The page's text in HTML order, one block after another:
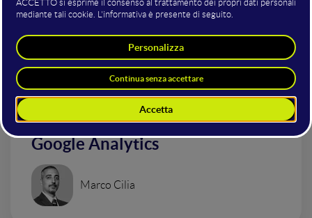
Altri interventi nella sala Web
Analytics
Google Optimize e l'ecosistema
Google Analytics
Marco Cilia